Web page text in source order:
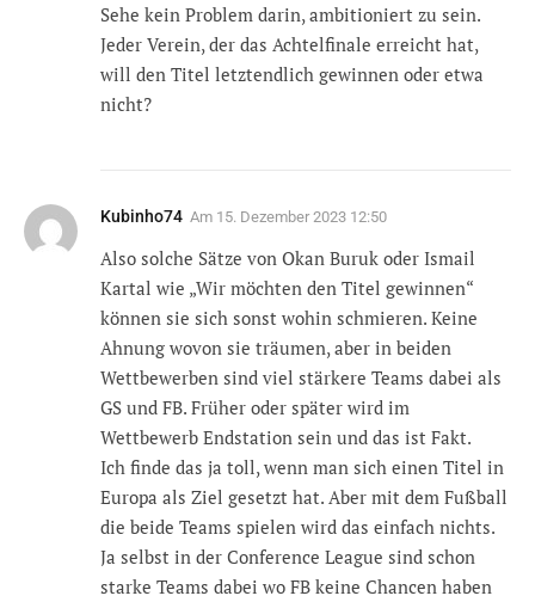
Sehe kein Problem darin, ambitioniert zu sein.
Jeder Verein, der das Achtelfinale erreicht hat,
will den Titel letztendlich gewinnen oder etwa
nicht?
Kubinho74 Am 15. Dezember 2023 12:50
Also solche Sätze von Okan Buruk oder Ismail
Kartal wie „Wir möchten den Titel gewinnen“
können sie sich sonst wohin schmieren. Keine
Ahnung wovon sie träumen, aber in beiden
Wettbewerben sind viel stärkere Teams dabei als
GS und FB. Früher oder später wird im
Wettbewerb Endstation sein und das ist Fakt.
Ich finde das ja toll, wenn man sich einen Titel in
Europa als Ziel gesetzt hat. Aber mit dem Fußball
die beide Teams spielen wird das einfach nichts.
Ja selbst in der Conference League sind schon
starke Teams dabei wo FB keine Chancen haben